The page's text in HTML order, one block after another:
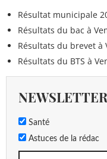
Résultat municipale
Résultats du bac à
Résultats du brevet à
Résultats du BTS à
Santé
Astuces de la rédac